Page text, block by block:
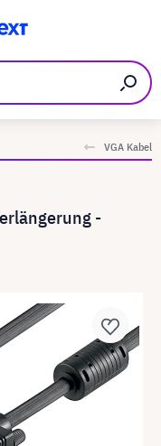
VGA Kabel
-